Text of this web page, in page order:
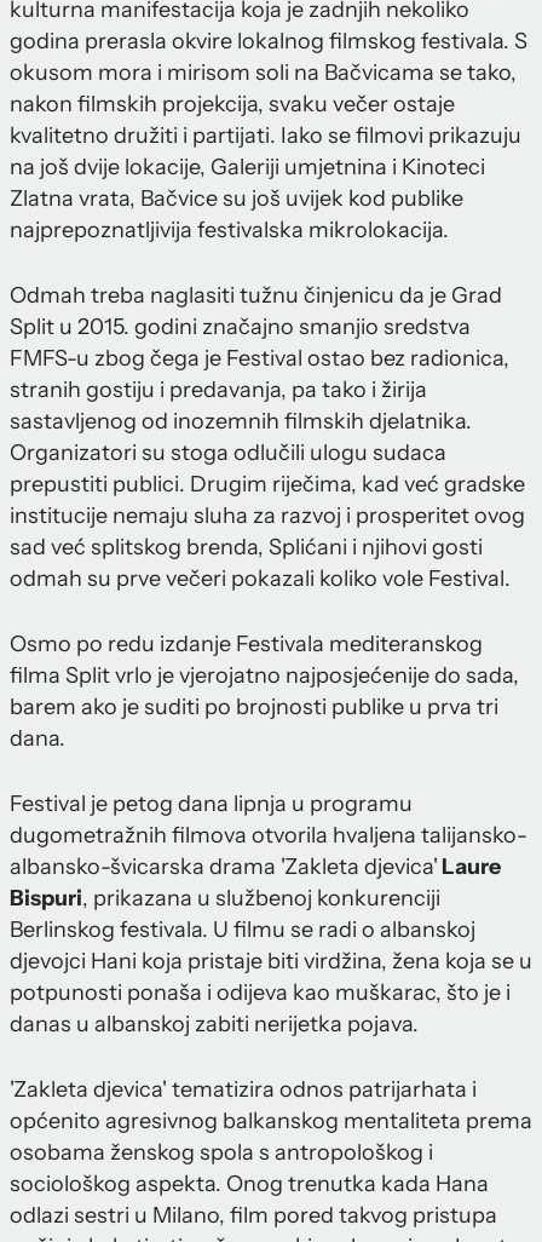
kulturna manifestacija koja je zadnjih nekoliko
godina prerasla okvire lokalnog filmskog festivala. S
okusom mora i mirisom soli na Bačvicama se tako,
nakon filmskih projekcija, svaku večer ostaje
kvalitetno družiti i partijati. Iako se filmovi prikazuju
na još dvije lokacije, Galeriji umjetnina i Kinoteci
Zlatna vrata, Bačvice su još uvijek kod publike
najprepoznatljivija festivalska mikrolokacija.
Odmah treba naglasiti tužnu činjenicu da je Grad
Split u 2015. godini značajno smanjio sredstva
FMFS-u zbog čega je Festival ostao bez radionica,
stranih gostiju i predavanja, pa tako i žirija
sastavljenog od inozemnih filmskih djelatnika.
Organizatori su stoga odlučili ulogu sudaca
prepustiti publici. Drugim riječima, kad već gradske
institucije nemaju sluha za razvoj i prosperitet ovog
sad već splitskog brenda, Splićani i njihovi gosti
odmah su prve večeri pokazali koliko vole Festival.
Osmo po redu izdanje Festivala mediteranskog
filma Split vrlo je vjerojatno najposjećenije do sada,
barem ako je suditi po brojnosti publike u prva tri
dana.
Festival je petog dana lipnja u programu
dugometražnih filmova otvorila hvaljena talijansko-
albansko-švicarska drama 'Zakleta djevica' Laure
Bispuri, prikazana u službenoj konkurenciji
Berlinskog festivala. U filmu se radi o albanskoj
djevojci Hani koja pristaje biti virdžina, žena koja se u
potpunosti ponaša i odijeva kao muškarac, što je i
danas u albanskoj zabiti nerijetka pojava.
'Zakleta djevica' tematizira odnos patrijarhata i
općenito agresivnog balkanskog mentaliteta prema
osobama ženskog spola s antropološkog i
sociološkog aspekta. Onog trenutka kada Hana
odlazi sestri u Milano, film pored takvog pristupa